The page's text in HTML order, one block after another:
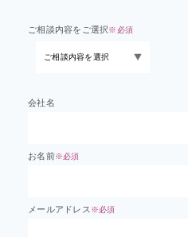
ご相談内容をご選択※必須
会社名
お名前※必須
メールアドレス ※必須